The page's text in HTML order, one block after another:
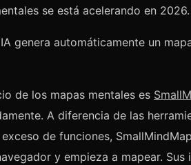
se está acelerando en 2026.
genera automáticamente un
de los mapas mentales es
A diferencia de las
de funciones,
y empieza a mapear. Sus